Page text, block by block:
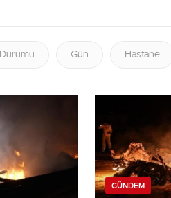
Durumu Gün Hastane
GÜNDEM